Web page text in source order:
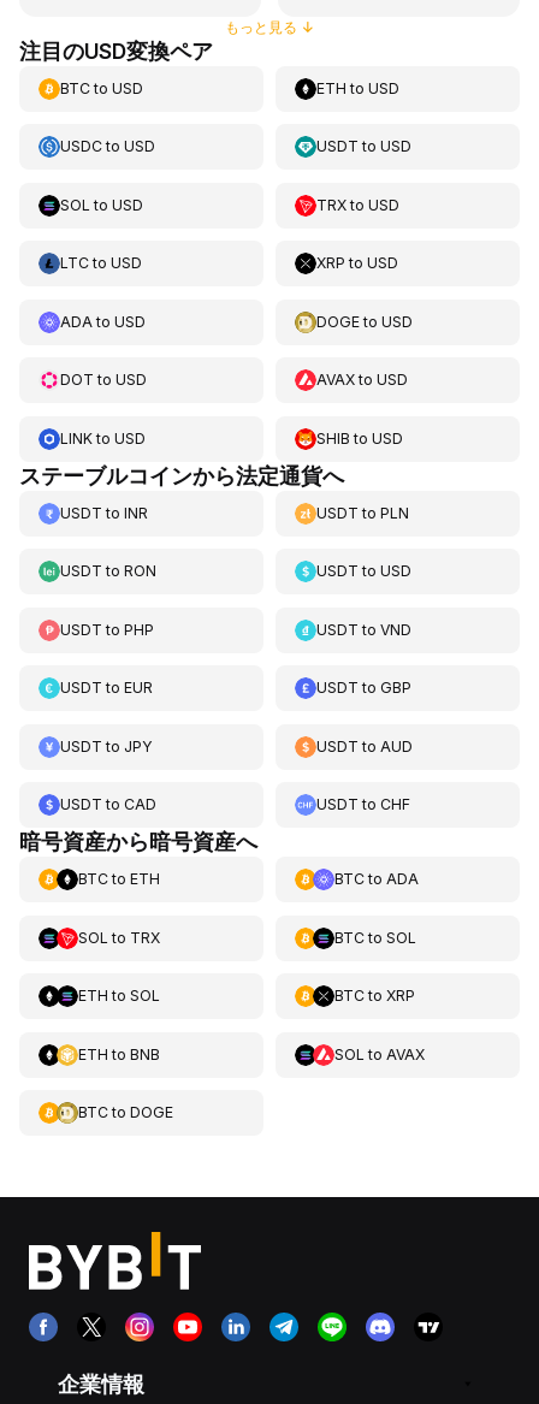
もっと見る ↓
注目のUSD変換ペア
BTCto USD ETH toUSD
USDCto USD USDT toUSD
SOL to USD TRXtoUSD
LTCto USD XRP toUSD
ADA to USD DOGEtoUSD
DOT to USD AVAXtoUSD
LINKto USD SHIB toUSD
ステーブルコインから法定通貨へ
USDT to INR USDT toPLN
USDT to RON USDT toUSD
USDT to PHP USDT toVND
USDT to EUR USDT toGBP
USDT to JPY USDT to AUD
USDT to CAD USDT toCHF
暗号資産から暗号資産へ
BTCto ETH BTCto ADA
SOL to TRX BTCto SOL
ETH to SOL BTCto XRP
ETH to BNB SOL to AVAX
BTCto DOGE
企業情報